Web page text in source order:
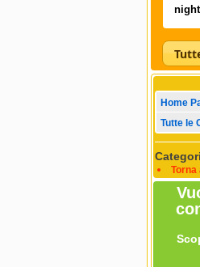
Home
Tutte le
Torna